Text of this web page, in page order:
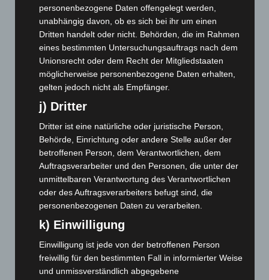
Oktober 2025(112)
September 2025 (93)
August 2025(90)
Juli 2025(90)
Juni 2025(103)
Mai 2025
(112)
April 2025
März 2025
(111)
Februar 2025(96)
Januar 2025(88)
Dezember 2024(89)
November 2024(94)
Oktober 2024(93)
September 2024 (112)
August 2024 (107)
personenbezogene Daten offengelegt werden,
unabhängig davon, ob es sich bei ihr um einen
Dritten handelt oder nicht. Behörden, die im Rahmen
eines bestimmten Untersuchungsauftrags nach dem
Unionsrecht oder dem Recht der Mitgliedstaaten
möglicherweise personenbezogene Daten erhalten,
gelten jedoch nicht als Empfänger.
j) Dritter
Dritter ist eine natürliche oder juristische Person,
Behörde, Einrichtung oder andere Stelle außer der
betroffenen Person, dem Verantwortlichen, dem
Auftragsverarbeiter und den Personen, die unter der
unmittelbaren Verantwortung des Verantwortlichen
oder des Auftragsverarbeiters befugt sind, die
personenbezogenen Daten zu verarbeiten.
k) Einwilligung
Einwilligung ist jede von der betroffenen Person
freiwillig für den bestimmten Fall in informierter Weise
und unmissverständlich abgegebene